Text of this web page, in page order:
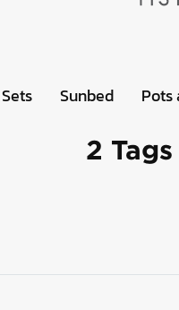
Sunbed Pots
2